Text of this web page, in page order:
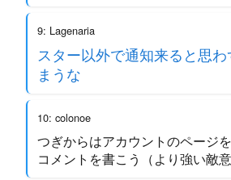
9: Lagenaria
スター以外で通知来ると思わ
まうな
10: colonoe
つぎからはアカウントのページ
コメントを書こう（より強い敵意